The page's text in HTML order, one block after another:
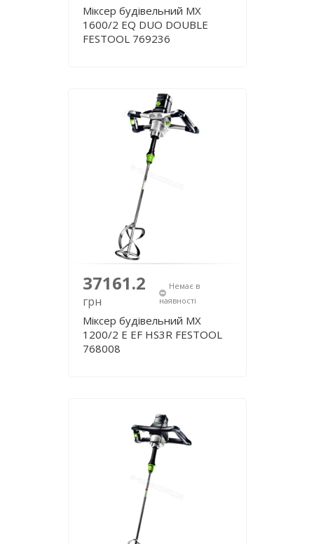
Міксер будівельний MX
1600/2 EQ DUO DOUBLE
FESTOOL 769236
37161.2
грн
Немає в
наявності
Міксер будівельний MX
1200/2 E EF HS3R FESTOOL
768008